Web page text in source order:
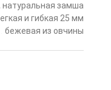
натуральная замша
и гибкая 25 мм
бежевая из овчины